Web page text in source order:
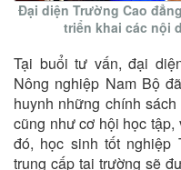
Đại diện Trường Cao
triển khai các nội
Tại buổi tư vấn, đại
Nông nghiệp Nam Bộ
huynh những chính
cũng như cơ hội học
đó, học sinh tốt nghiệp
trung cấp tại trường sẽ